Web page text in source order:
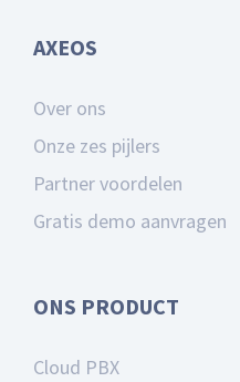
AXEOS
Over ons
Onze zes pijlers
Partner voordelen
Gratis demo aanvragen
ONS PRODUCT
Cloud PBX